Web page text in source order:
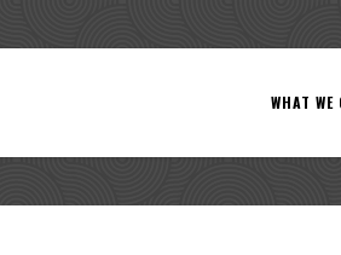
WHAT WE